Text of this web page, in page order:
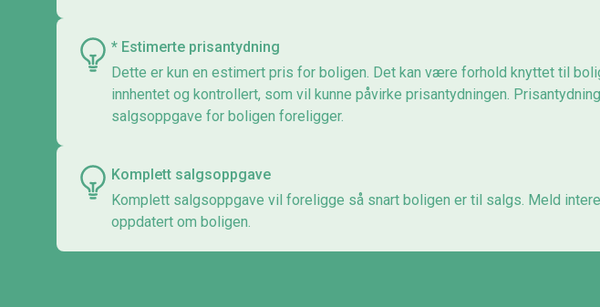
* Estimerte prisantydning
Dette er kun en estimert pris for boligen. Det kan være forhold knyttet til
innhentet og kontrollert, som vil kunne påvirke prisantydningen.
salgsoppgave for boligen foreligger.
Komplett salgsoppgave
Komplett salgsoppgave vil foreligge så snart boligen er til salgs. Meld
oppdatert om boligen.